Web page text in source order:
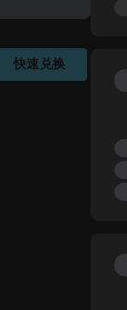
快速兑换